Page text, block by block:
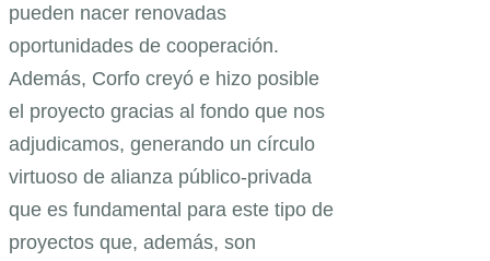
pueden nacer renovadas
oportunidades de cooperación.
Además, Corfo creyó e hizo posible
el proyecto gracias al fondo que nos
adjudicamos, generando un círculo
virtuoso de alianza público-privada
que es fundamental para este tipo de
proyectos que, además, son